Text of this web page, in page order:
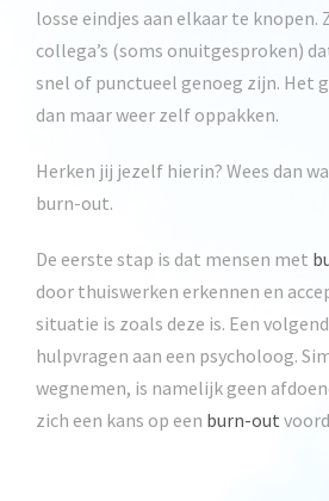
losse eindjes aan elkaar te knopen.
collega’s (soms onuitgesproken)
snel of punctueel genoeg zijn. Het
dan maar weer zelf oppakken.
Herken jij jezelf hierin? Wees dan
burn-out.
De eerste stap is dat mensen met
door thuiswerken erkennen en
situatie is zoals deze is. Een
hulpvragen aan een psycholoog.
wegnemen, is namelijk geen
zich een kans op een burn-out